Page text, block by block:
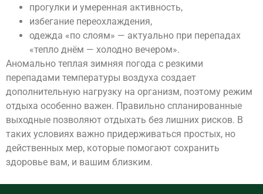
прогулки и умеренная активность,
избегание переохлаждения,
одежда «по слоям» — актуально при перепадах
«тепло днём — холодно вечером».
Аномально теплая зимняя погода с резкими
перепадами температуры воздуха создает
дополнительную нагрузку на организм, поэтому режим
отдыха особенно важен. Правильно спланированные
выходные позволяют отдыхать без лишних рисков. В
таких условиях важно придерживаться простых, но
действенных мер, которые помогают сохранить
здоровье вам, и вашим близким.